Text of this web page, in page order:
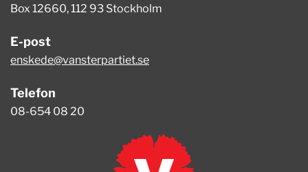
Box 12660, 112 93 Stockholm
E-post
enskede@vansterpartiet.se
Telefon
08-654 08 20